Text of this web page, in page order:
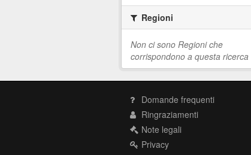
Regioni
Non ci sono Regioni che
corrispondono a questa ricerca
Domande frequenti
Ringraziamenti
Note legali
Privacy